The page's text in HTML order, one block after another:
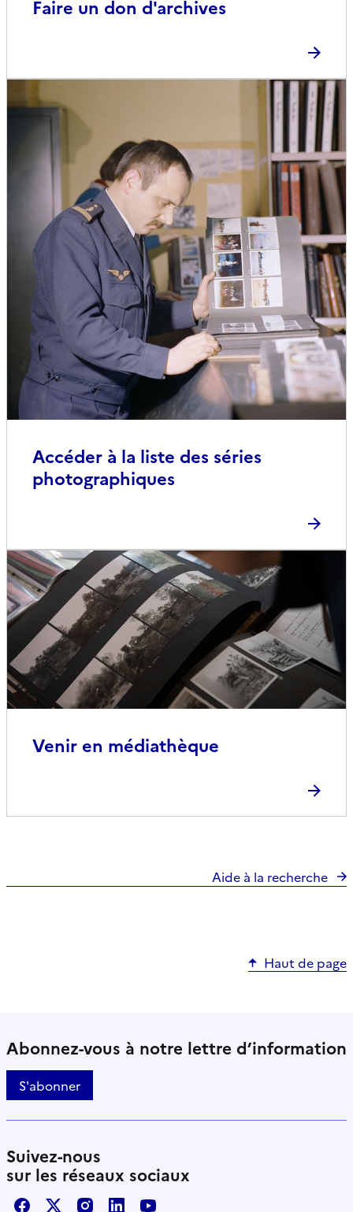
Faire un don d'archives
Accéder à la liste des séries
photographiques
Venir en médiathèque
Aide à la recherche
Haut de page
Abonnez-vous à notre lettre d’information
S'abonner
Suivez-nous
sur les réseaux sociaux
FacebookX / TwitterInstagram
LinkedInYoutube